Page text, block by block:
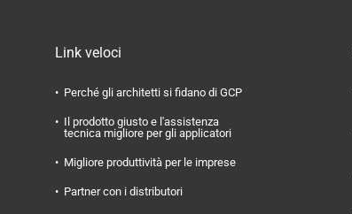
Link veloci
Perché gli architetti si fidano di GCP
Il prodotto giusto e l'assistenza
tecnica migliore per gli applicatori
Migliore produttività per le imprese
Partner con i distributori